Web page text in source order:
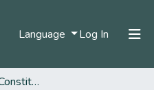
Language Log In (current)
Asamblea Nacional Constituyente